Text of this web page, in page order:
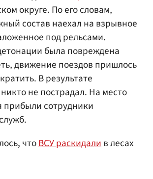
округе. По его словам,
состав наехал на взрывное
под рельсами.
была повреждена
движение поездов пришлось
В результате
не пострадал. На место
прибыли сотрудники
чтоВСУ раскидали в лесах